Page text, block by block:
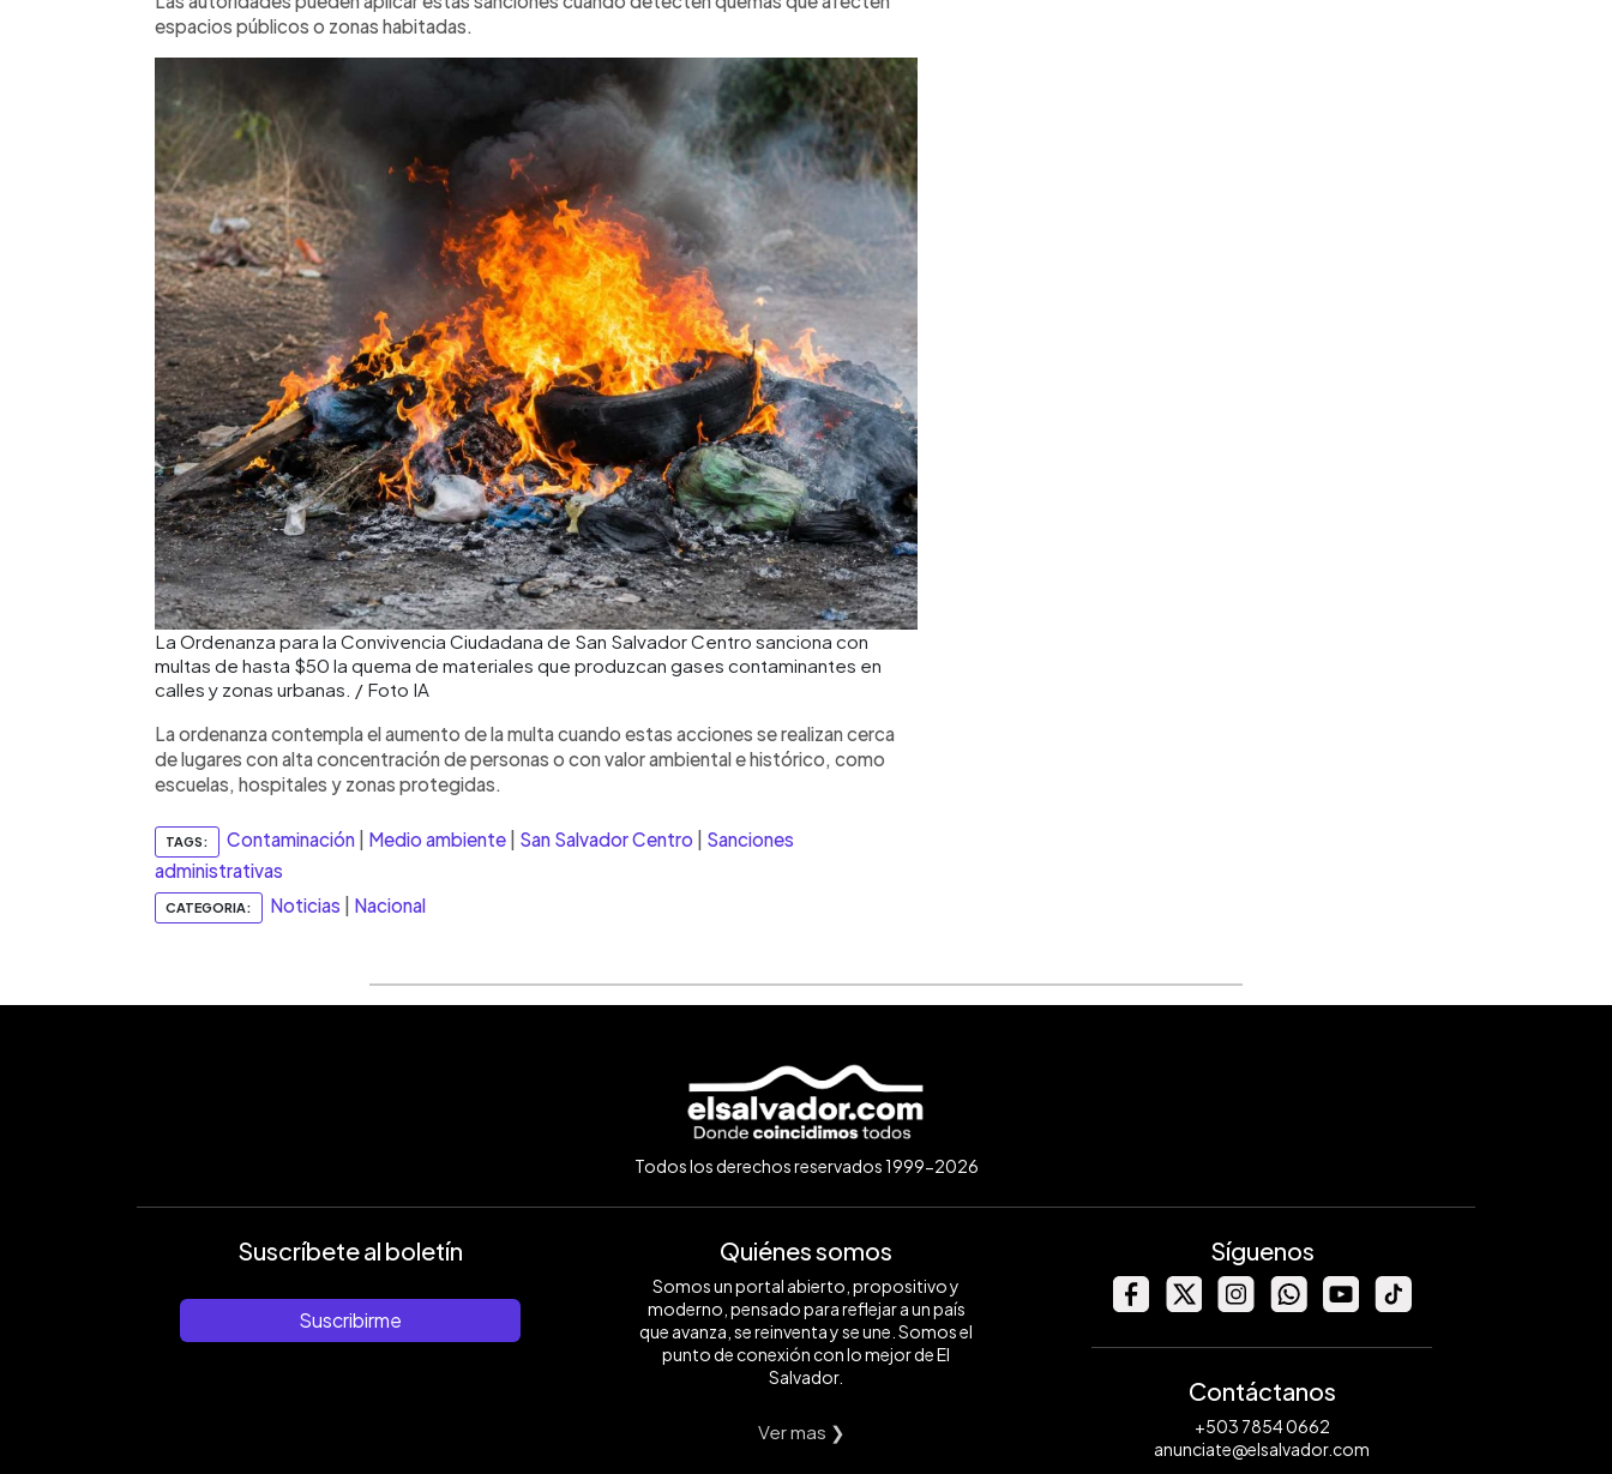
espacios públicos o zonas habitadas.
La Ordenanza para la Convivencia Ciudadana de San Salvador Centro sanciona con
multas de hasta $50 la quema de materiales que produzcan gases contaminantes en
calles y zonas urbanas. / Foto IA
La ordenanza contempla el aumento de la multa cuando estas acciones se realizan cerca
de lugares con alta concentración de personas o con valor ambiental e histórico, como
escuelas, hospitales y zonas protegidas.
TAGS: Contaminación Medio ambiente San Salvador Centro
Sanciones
administrativas
CATEGORIA: Noticias Nacional
Todos los derechos reservados 1999-2026
Suscríbete al boletín
Suscribirme
Quiénes somos
Somos un portal abierto, propositivo y
moderno, pensado para reflejar a un país
que avanza, se reinventa y se une. Somos el
punto de conexión con lo mejor de El
Salvador.
Ver mas ❯
Síguenos
Contáctanos
+503 7854 0662
anunciate@elsalvador.com